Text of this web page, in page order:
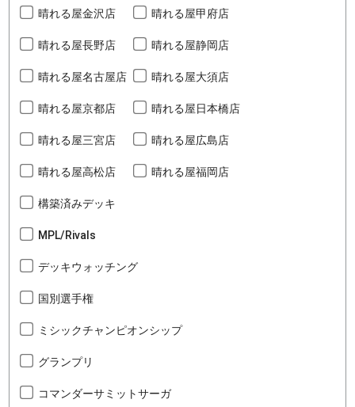
晴れる屋金沢店 晴れる屋甲府店
晴れる屋長野店 晴れる屋静岡店
晴れる屋名古屋店 晴れる屋大須店
晴れる屋京都店 晴れる屋日本橋店
晴れる屋三宮店 晴れる屋広島店
晴れる屋高松店 晴れる屋福岡店
構築済みデッキ
MPL/Rivals
デッキウォッチング
国別選手権
ミシックチャンピオンシップ
グランプリ
コマンダーサミットサーガ